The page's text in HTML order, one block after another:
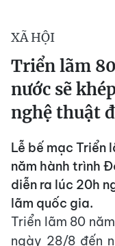
XÃ HỘI
Triển lãm
nước sẽ
nghệ thuật
Lễ bế mạc Triển
năm hành trình
diễn ra lúc 20h
lãm quốc gia.
Triển lãm 80
ngày 28/8 đến